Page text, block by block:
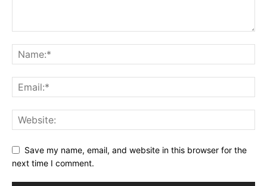
Save my name, email, and website in this browser for the
next time I comment.